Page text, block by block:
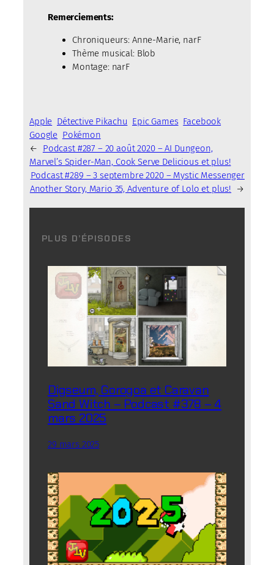
Remerciements:
Chroniqueurs: Anne-Marie, narF
Thème musical: Blob
Montage: narF
Apple Détective Pikachu Epic Games Facebook
Google Pokémon
←
Podcast #287 – 20 août 2020 – AI Dungeon,
Marvel’s Spider-Man, Cook Serve Delicious et plus!
Podcast #289 – 3 septembre 2020 – Mystic Messenger
Another Story, Mario 35, Adventure of Lolo et plus!
→
PLUS D’ÉPISODES
Digseum, Gorogoa et Caravan
Sand Witch – Podcast #378 – 4
mars 2025
29 mars 2025